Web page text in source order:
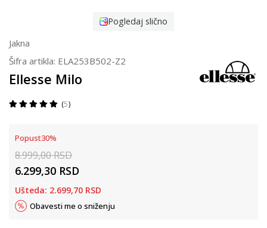
Pogledaj slično
Jakna
Šifra artikla: ELA253B502-Z2
Ellesse Milo
5
Popust30%
8.999,00RSD
6.299,30 RSD
Ušteda: 2.699,70 RSD
Obavesti me o sniženju